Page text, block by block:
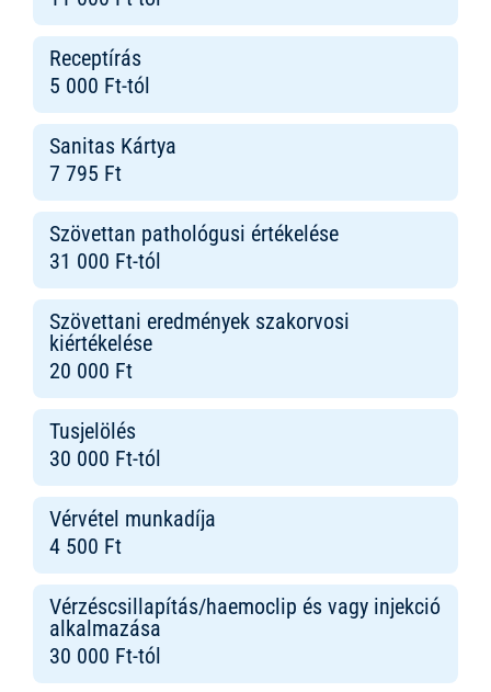
Receptírás
5 000 Ft-tól
Sanitas Kártya
7 795 Ft
Szövettan pathológusi értékelése
31 000 Ft-tól
Szövettani eredmények szakorvosi
kiértékelése
20 000 Ft
Tusjelölés
30 000 Ft-tól
Vérvétel munkadíja
4 500 Ft
Vérzéscsillapítás/haemoclip és vagy injekció
alkalmazása
30 000 Ft-tól